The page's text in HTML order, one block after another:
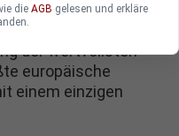
Weltspitze, während
Anschluss verlieren.
der wertvollsten
europäische
einem einzigen
die AGB gelesen und erkläre